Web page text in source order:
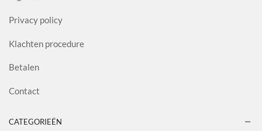
Privacy policy
Klachten procedure
Betalen
Contact
CATEGORIEËN